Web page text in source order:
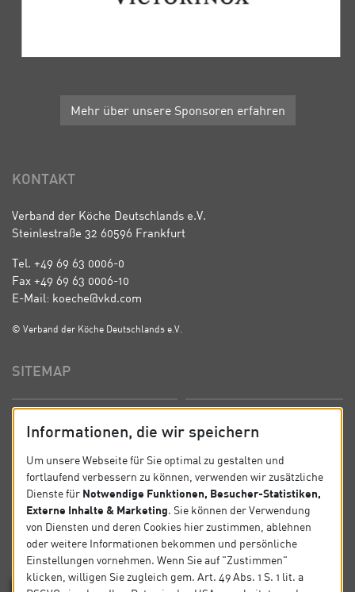
Mehr über unsere Sponsoren erfahren
KONTAKT
Verband der Köche Deutschlands e.V.
Steinlestraße 32 60596 Frankfurt
Tel. +49 69 63 0006-0
Fax +49 69 63 0006-10
E-Mail: koeche@vkd.com
© Verband der Köche Deutschlands e.V.
SITEMAP
News Kontakt
Datenschutz Impressum
SOCIAL
Informationen, die wir speichern
Um unsere Webseite für Sie optimal zu gestalten und
fortlaufend verbessern zu können, verwenden wir zusätzliche
Dienste für Notwendige Funktionen, Besucher-Statistiken,
Externe Inhalte & Marketing. Sie können der Verwendung
von Diensten und deren Cookies hier zustimmen, ablehnen
oder weitere Informationen bekommen und persönliche
Einstellungen vornehmen. Wenn Sie auf "Zustimmen"
klicken, willigen Sie zugleich gem. Art. 49 Abs. 1 S. 1 lit. a